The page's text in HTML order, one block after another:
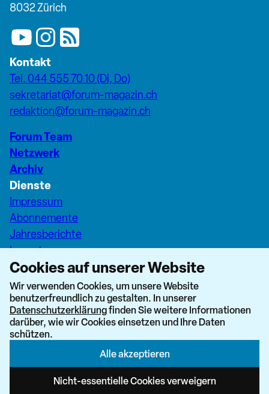
8032 Zürich
Kontakt
Tel. 044 555 70 10 (Di, Do)
sekretariat@forum-magazin.ch
redaktion@forum-magazin.ch
Forum Team
Netzwerk
Archiv
Dienste
Impressum
Abonnemente
Jahresberichte
Inserate
Pfarreiseiten Stadt Zürich
Dashboard Forum+
Cookies auf unserer Website
Wir verwenden Cookies, um unsere Website
benutzerfreundlich zu gestalten. In unserer
Datenschutzerklärungfinden Sie weitere Informationen
darüber, wie wir Cookies einsetzen und Ihre Daten
schützen.
Alle akzeptieren
Nicht-essentielle Cookies verweigern
Newsletter abonnieren